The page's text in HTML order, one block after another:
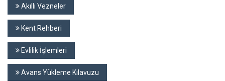
Akıllı Vezneler
Kent Rehberi
Evlilik İşlemleri
Avans Yükleme Kılavuzu